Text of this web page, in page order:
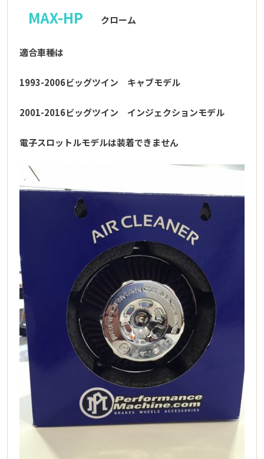
MAX-HP クローム
適合車種は
1993-2006ビッグツイン キャブモデル
2001-2016ビッグツイン インジェクションモデル
電子スロットルモデルは装着できません